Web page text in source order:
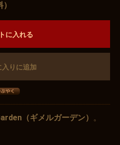
に入れる
入りに追加
（ギメルガーデン） 。